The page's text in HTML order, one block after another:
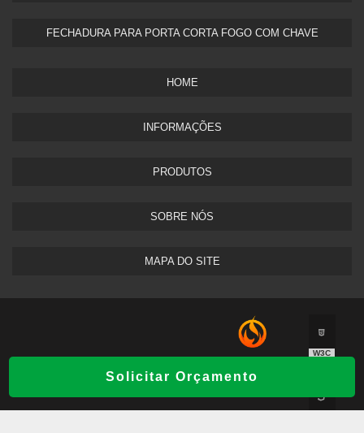
Solicitar Orçamento
FECHADURA PARA PORTA CORTA FOGO COM CHAVE
HOME
INFORMAÇÕES
PRODUTOS
SOBRE NÓS
MAPA DO SITE
É UM
W3C